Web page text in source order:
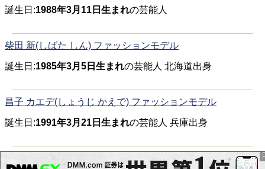
誕生日:1988年3月11日生まれの芸能人
柴田 新(しばた しん) ファッションモデル
誕生日:1985年3月5日生まれの芸能人 北海道出身
昌子 カエデ(しょうじ かえで) ファッションモデル
誕生日:1991年3月21日生まれの芸能人 兵庫出身